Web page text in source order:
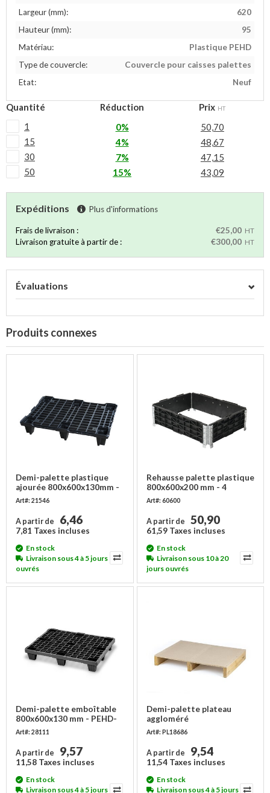
Largeur (mm):
620
Hauteur (mm):
95
Matériau:
Plastique PEHD
Type de couvercle:
Couvercle pour caisses palettes
Etat:
Neuf
Quantité Réduction Prix HT
1 0%
50,70
15
4%
48,67
30
7%
47,15
50
15% 43,09
Expéditions Plus d'informations
Frais de livraison : €25,00 HT
Livraison gratuite à partir de : €300,00 HT
Évaluations
Produits connexes
Demi-palette plastique
ajourée 800x600x130mm -
350 kg
Art#: 21546
A partir de 6,46
7,81 Taxes incluses
En stock
Livraison sous 4 à 5 jours
ouvrés
Rehausse palette plastique
800x600x200 mm - 4
charnières
Art#: 60600
A partir de 50,90
61,59 Taxes incluses
En stock
Livraison sous 10 à 20
jours ouvrés
Demi-palette emboîtable
800x600x130 mm - PEHD-
PP, 1000 kg
Art#: 28111
A partir de 9,57
11,58 Taxes incluses
En stock
Livraison sous 4 à 5 jours
Demi-palette plateau
aggloméré
800x600x107mm - NIMP15,
Art#: PL18686
A partir de 9,54
11,54 Taxes incluses
En stock
Livraison sous 4 à 5 jours